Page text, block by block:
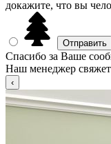
докажите, что вы
Спасибо за Ваше
Наш менеджер